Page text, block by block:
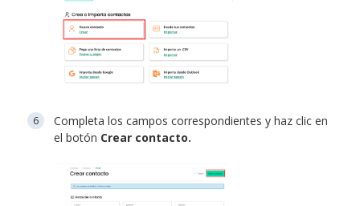
Completa los campos correspondientes y haz clic en
el botón Crear contacto.